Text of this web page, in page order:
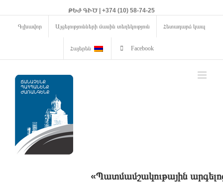
ԹԵԺ ԳԻԾ | +374 (10) 58-74-25
Գլխավոր Այցելությունների մասին տեղեկություն Հետադարձ կապ
Հայերեն Facebook
«Պատմամշակութային